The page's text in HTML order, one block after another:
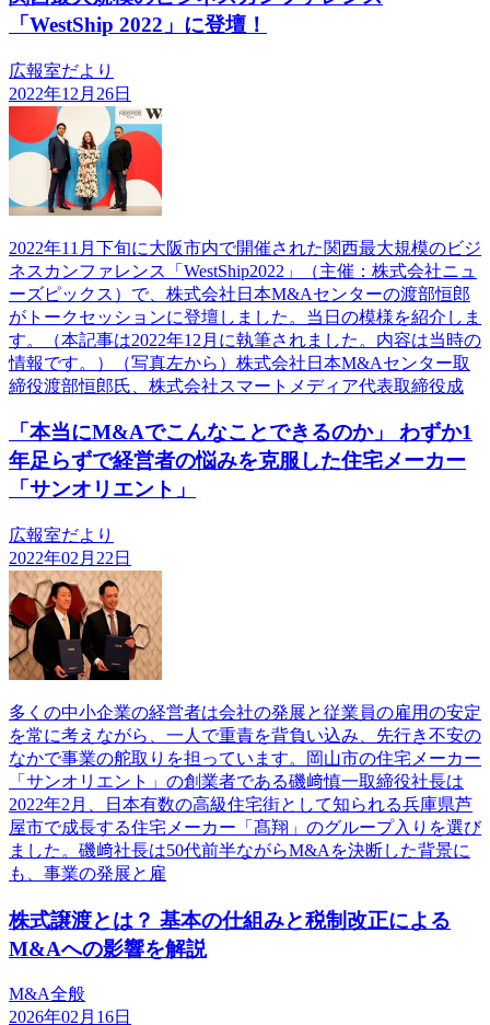
「WestShip 2022」に登壇！
広報室だより
2022年12月26日
2022年11月下旬に大阪市内で開催された関西最大規模のビジ
ネスカンファレンス「WestShip2022」（主催：株式会社ニュ
ーズピックス）で、株式会社日本M&Aセンターの渡部恒郎
がトークセッションに登壇しました。当日の模様を紹介しま
す。（本記事は2022年12月に執筆されました。内容は当時の
情報です。）（写真左から）株式会社日本M&Aセンター取
締役渡部恒郎氏、株式会社スマートメディア代表取締役成
「本当にM&Aでこんなことできるのか」 わずか1
年足らずで経営者の悩みを克服した住宅メーカー
「サンオリエント」
広報室だより
2022年02月22日
多くの中小企業の経営者は会社の発展と従業員の雇用の安定
を常に考えながら、一人で重責を背負い込み、先行き不安の
なかで事業の舵取りを担っています。岡山市の住宅メーカー
「サンオリエント」の創業者である磯﨑慎一取締役社長は
2022年2月、日本有数の高級住宅街として知られる兵庫県芦
屋市で成長する住宅メーカー「髙翔」のグループ入りを選び
ました。磯﨑社長は50代前半ながらM&Aを決断した背景に
も、事業の発展と雇
株式譲渡とは？ 基本の仕組みと税制改正による
M&Aへの影響を解説
M&A全般
2026年02月16日